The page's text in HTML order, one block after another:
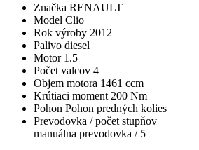
Značka RENAULT
Model Clio
Rok výroby 2012
Palivo diesel
Motor 1.5
Počet valcov 4
Objem motora 1461 ccm
Krútiaci moment 200 Nm
Pohon Pohon predných kolies
Prevodovka / počet stupňov
manuálna prevodovka / 5